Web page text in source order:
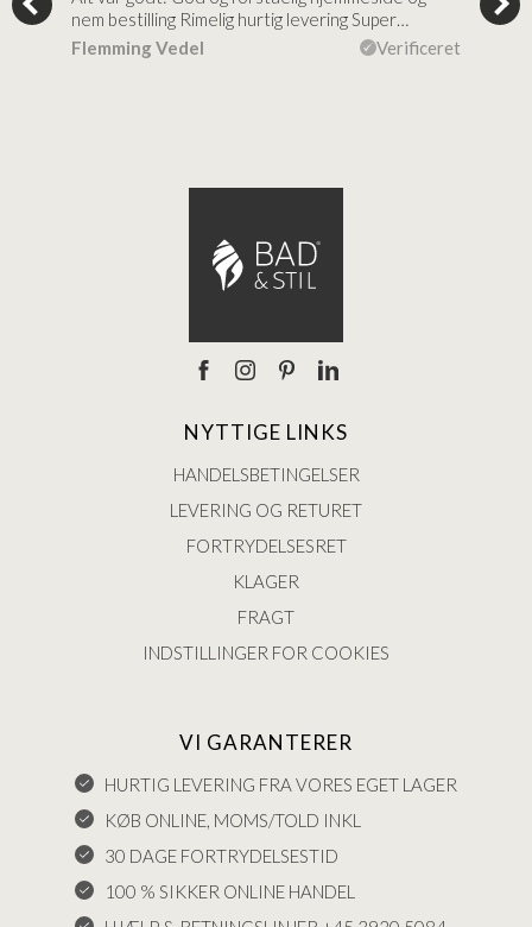
for…
nem bestilling Rimelig hurtig levering Super…
Flemming Vedel
Verificeret
en
NYTTIGE LINKS
HANDELSBETINGELSER
LEVERING OG RETURET
FORTRYDELSESRET
KLAGER
FRAGT
INDSTILLINGER FOR COOKIES
VI GARANTERER
HURTIG LEVERING FRA VORES EGET LAGER
KØB ONLINE, MOMS/TOLD INKL
30 DAGE FORTRYDELSESTID
100 % SIKKER ONLINE HANDEL